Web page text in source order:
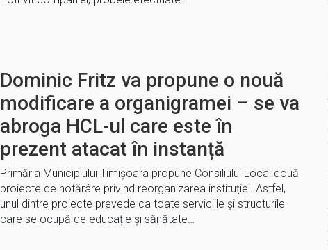
Dominic Fritz va propune o nouă
modificare a organigramei – se va
abroga HCL-ul care este în
prezent atacat în instanță
Primăria Municipiului Timișoara propune Consiliului Local două
proiecte de hotărâre privind reorganizarea instituției. Astfel,
unul dintre proiecte prevede ca toate serviciile și structurile
care se ocupă de educație și sănătate…